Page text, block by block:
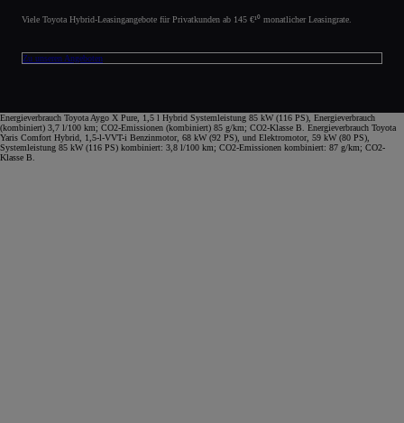
Viele Toyota Hybrid-Leasingangebote für Privatkunden ab 145 €¹⁰ monatlicher Leasingrate.
Zu unseren Angeboten
Energieverbrauch Toyota Aygo X Pure, 1,5 l Hybrid Systemleistung 85 kW (116 PS), Energieverbrauch
(kombiniert) 3,7 l/100 km; CO2-Emissionen (kombiniert) 85 g/km; CO2-Klasse B. Energieverbrauch Toyota
Yaris Comfort Hybrid, 1,5-l-VVT-i Benzinmotor, 68 kW (92 PS), und Elektromotor, 59 kW (80 PS),
Systemleistung 85 kW (116 PS) kombiniert: 3,8 l/100 km; CO2-Emissionen kombiniert: 87 g/km; CO2-
Klasse B.